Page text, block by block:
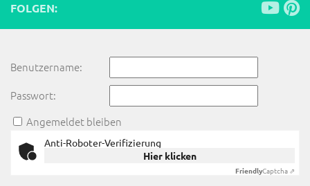
FOLGEN:
Benutzername:
Passwort:
Angemeldet bleiben
Anti-Roboter-Verifizierung
Hier klicken
FriendlyCaptcha ⇗